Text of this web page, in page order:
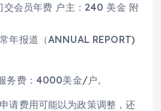
交会员年费 户主：240 美金 附
年报道（ANNUAL REPORT)
务费：4000美金/户。
请费用可能以为政策调整，还